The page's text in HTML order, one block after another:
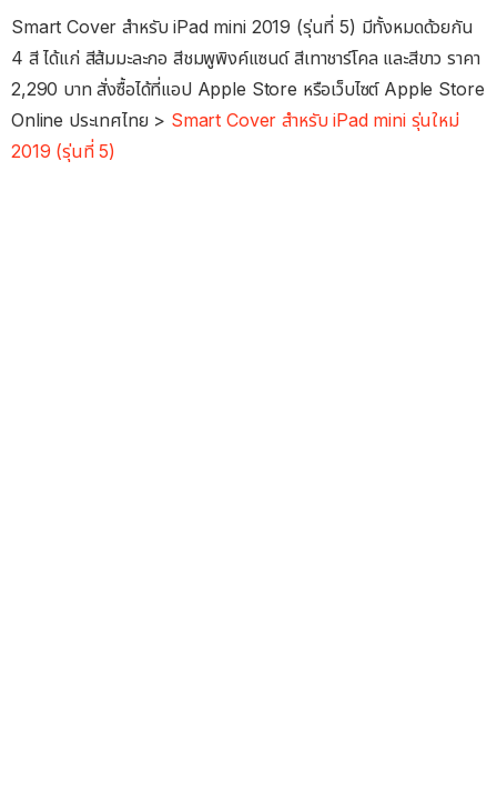
Smart Cover สำหรับ iPad mini 2019 (รุ่นที่ 5) มีทั้งหมดด้วยกัน
4 สี ได้แก่ สีส้มมะละกอ สีชมพูพิงค์แซนด์ สีเทาชาร์โคล และสีขาว ราคา
2,290 บาท สั่งซื้อได้ที่แอป Apple Store หรือเว็บไซต์ Apple Store
Online ประเทศไทย > Smart Cover สำหรับ iPad mini รุ่นใหม่
2019 (รุ่นที่ 5)